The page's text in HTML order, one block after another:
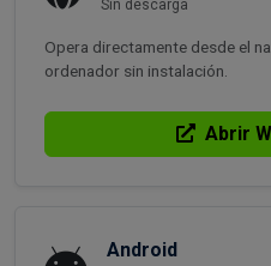
Sin descarga
Opera directamente desde el
ordenador sin instalación.
Abrir
Android